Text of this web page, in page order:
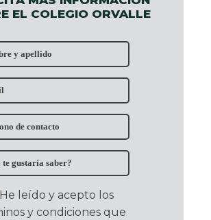
EL COLEGIO ORVALLE
He leído y acepto los
y condiciones que